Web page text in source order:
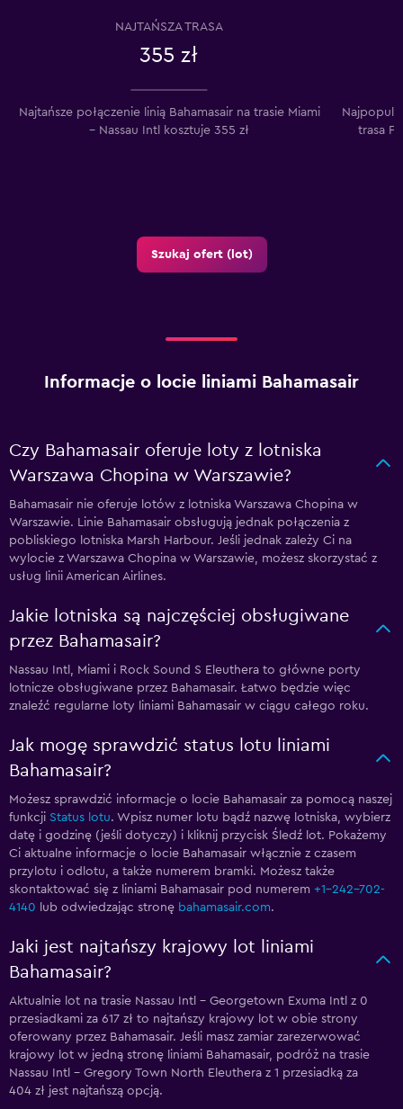
NAJTAŃSZA TRASA
355 zł
Najtańsze połączenie linią Bahamasair na trasie Miami
– Nassau Intl kosztuje 355 zł
trasa
Szukaj ofert (lot)
Informacje o locie liniami Bahamasair
Czy Bahamasair oferuje loty z lotniska
Warszawa Chopina w Warszawie?
Bahamasair nie oferuje lotów z lotniska Warszawa Chopina w
Warszawie. Linie Bahamasair obsługują jednak połączenia z
pobliskiego lotniska Marsh Harbour. Jeśli jednak zależy Ci na
wylocie z Warszawa Chopina w Warszawie, możesz skorzystać z
usług linii American Airlines.
Jakie lotniska są najczęściej obsługiwane
przez Bahamasair?
Nassau Intl, Miami i Rock Sound S Eleuthera to główne porty
lotnicze obsługiwane przez Bahamasair. Łatwo będzie więc
znaleźć regularne loty liniami Bahamasair w ciągu całego roku.
Jak mogę sprawdzić status lotu liniami
Bahamasair?
Możesz sprawdzić informacje o locie Bahamasair za pomocą naszej
funkcji Status lotu. Wpisz numer lotu bądź nazwę lotniska, wybierz
datę i godzinę (jeśli dotyczy) i kliknij przycisk Śledź lot. Pokażemy
Ci aktualne informacje o locie Bahamasair włącznie z czasem
przylotu i odlotu, a także numerem bramki. Możesz także
skontaktować się z liniami Bahamasair pod numerem +1-242-702-
4140 lub odwiedzając stronę bahamasair.com.
Jaki jest najtańszy krajowy lot liniami
Bahamasair?
Aktualnie lot na trasie Nassau Intl - Georgetown Exuma Intl z 0
przesiadkami za 617 zł to najtańszy krajowy lot w obie strony
oferowany przez Bahamasair. Jeśli masz zamiar zarezerwować
krajowy lot w jedną stronę liniami Bahamasair, podróż na trasie
Nassau Intl - Gregory Town North Eleuthera z 1 przesiadką za
404 zł jest najtańszą opcją.